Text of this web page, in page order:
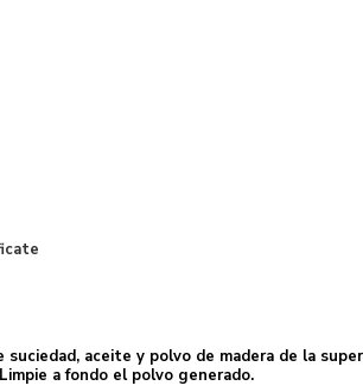
aceite y polvo de madera de la
a fondo el polvo generado.